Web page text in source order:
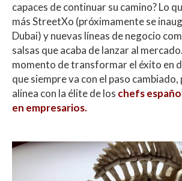
capaces de continuar su camino? Lo
más StreetXo (próximamente se
Dubai) y nuevas líneas de negocio
salsas que acaba de lanzar al
momento de transformar el éxito en
que siempre va con el paso cambiado,
alinea con la élite de los chefs
en empresarios.